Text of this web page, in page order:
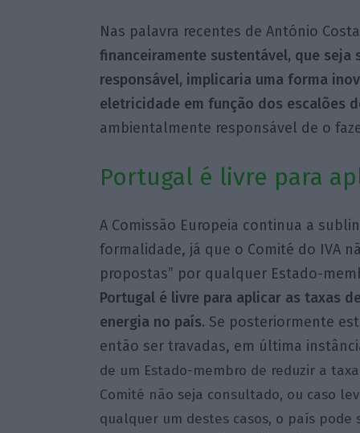
Nas palavra recentes de António
financeiramente sustentável, que
responsável, implicaria uma forma
eletricidade em função dos escalões
ambientalmente responsável de o
Portugal é livre para
A Comissão Europeia continua a
formalidade, já que o Comité do IVA
propostas” por qualquer Estado-
Portugal é livre para aplicar as taxas
energia no país. Se posteriormente
então ser travadas, em última
de um Estado-membro de reduzir a
Comité não seja consultado, ou caso
qualquer um destes casos, o país pode